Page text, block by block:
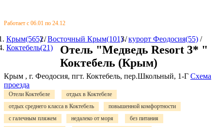
Работает с 06.01 по 24.12
Крым(565)/Восточный Крым(101)/курорт Феодосия(55) /
Коктебель(21)
Отель "Медведь Resort 3* "
Коктебель (Крым)
Крым , г. Феодосия, пгт. Коктебель, пер.Школьный, 1-Г Схема
проезда
Отели Коктебеле
отдых в Коктебеле
отдых среднего класса в Коктебель
повышенной комфортности
с галечным пляжем
недалеко от моря
без питания